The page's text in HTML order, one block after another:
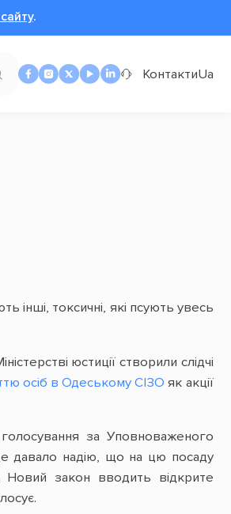
.
КонтактиUa
інші, токсичні, які псують увесь
юстиції створили слідчі
осіб в Одеському СІЗО як акції
за Уповноваженого
давало надію, що на цю посаду
Новий закон вводить відкрите